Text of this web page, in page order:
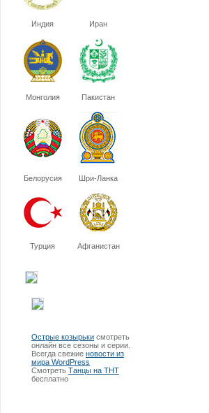
Индия Иран
Монголия Пакистан
Белорусия Шри-Ланка
Турция Афганистан
Острые козырьки смотреть
онлайн все сезоны и серии.
Всегда свежие новости из
мира WordPress
Смотреть Танцы на ТНТ
бесплатно